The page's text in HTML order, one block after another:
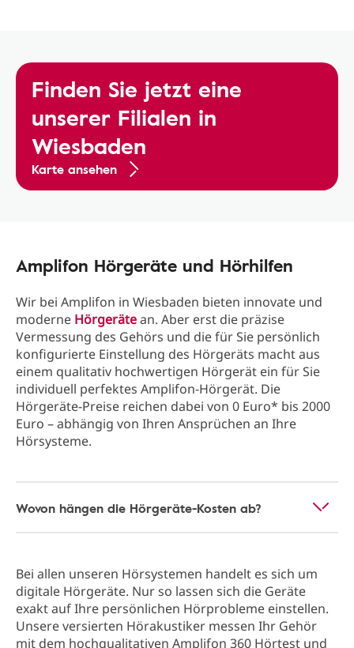
Finden Sie jetzt eine
unserer Filialen in
Wiesbaden
Karte ansehen
Amplifon Hörgeräte und Hörhilfen
Wir bei Amplifon in Wiesbaden bieten innovate und
moderne Hörgerätean. Aber erst die präzise
Vermessung des Gehörs und die für Sie persönlich
konfigurierte Einstellung des Hörgeräts macht aus
einem qualitativ hochwertigen Hörgerät ein für Sie
individuell perfektes Amplifon-Hörgerät. Die
Hörgeräte-Preise reichen dabei von 0 Euro* bis 2000
Euro – abhängig von Ihren Ansprüchen an Ihre
Hörsysteme.
Wovon hängen die Hörgeräte-Kosten ab?
Bei allen unseren Hörsystemen handelt es sich um
digitale Hörgeräte. Nur so lassen sich die Geräte
exakt auf Ihre persönlichen Hörprobleme einstellen.
Unsere versierten Hörakustiker messen Ihr Gehör
mit dem hochqualitativen Amplifon 360 Hörtest und